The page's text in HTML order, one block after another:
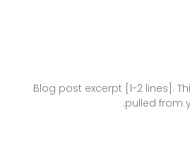
Blog post excerpt [1-2 lines].
pulled from